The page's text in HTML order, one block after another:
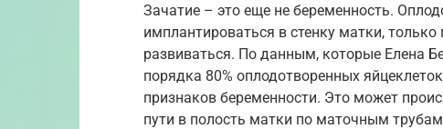
Зачатие – это еще не беременность.
имплантироваться в стенку матки,
развиваться. По данным, которые Елена
порядка 80% оплодотворенных
признаков беременности. Это может
пути в полость матки по маточным